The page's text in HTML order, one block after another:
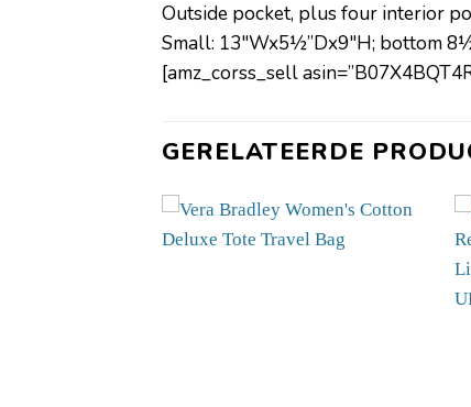
Outside pocket, plus four interior
Small: 13″Wx5½”Dx9″H; bottom
[amz_corss_sell
GERELATEERDE